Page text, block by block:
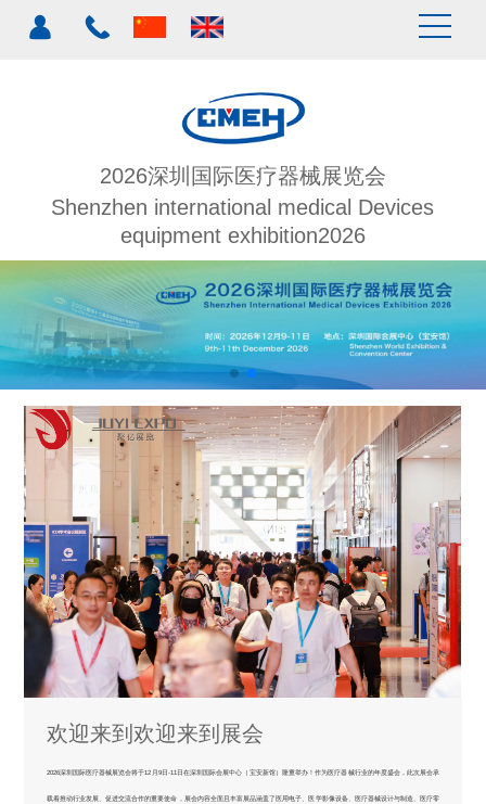
2026深圳国际医疗器械展览会
Shenzhen international medical Devices
equipment exhibition2026
欢迎来到欢迎来到展会
2026深圳国际医疗器械展览会将于12月9日-11日在深圳国际会展中心（宝安新馆）隆重举办！作为医疗器械行业的年度盛会，此次展会承
载着推动行业发展、促进交流合作的重要使命，展会内容全面且丰富展品涵盖了医用电子、医学影像设备、医疗器械设计与制造、医疗零